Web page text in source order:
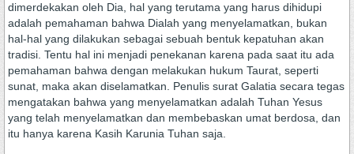
dimerdekakan oleh Dia, hal yang terutama yang harus dihidupi
adalah pemahaman bahwa Dialah yang menyelamatkan, bukan
hal-hal yang dilakukan sebagai sebuah bentuk kepatuhan akan
tradisi. Tentu hal ini menjadi penekanan karena pada saat itu ada
pemahaman bahwa dengan melakukan hukum Taurat, seperti
sunat, maka akan diselamatkan. Penulis surat Galatia secara tegas
mengatakan bahwa yang menyelamatkan adalah Tuhan Yesus
yang telah menyelamatkan dan membebaskan umat berdosa, dan
itu hanya karena Kasih Karunia Tuhan saja.